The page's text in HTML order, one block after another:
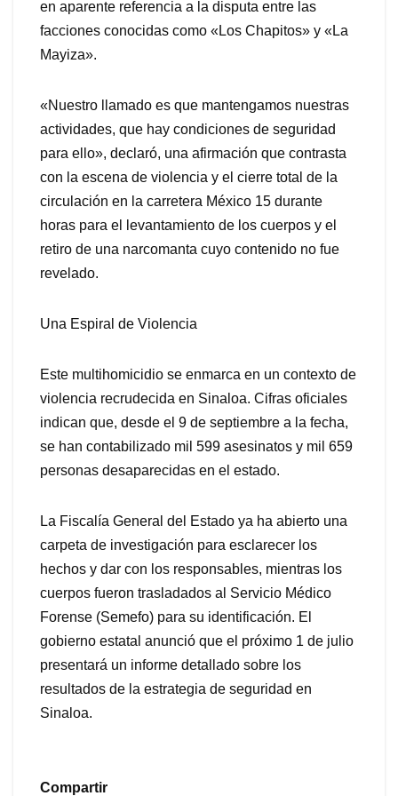
en aparente referencia a la disputa entre las
facciones conocidas como «Los Chapitos» y «La
Mayiza».
«Nuestro llamado es que mantengamos nuestras
actividades, que hay condiciones de seguridad
para ello», declaró, una afirmación que contrasta
con la escena de violencia y el cierre total de la
circulación en la carretera México 15 durante
horas para el levantamiento de los cuerpos y el
retiro de una narcomanta cuyo contenido no fue
revelado.
Una Espiral de Violencia
Este multihomicidio se enmarca en un contexto de
violencia recrudecida en Sinaloa. Cifras oficiales
indican que, desde el 9 de septiembre a la fecha,
se han contabilizado mil 599 asesinatos y mil 659
personas desaparecidas en el estado.
La Fiscalía General del Estado ya ha abierto una
carpeta de investigación para esclarecer los
hechos y dar con los responsables, mientras los
cuerpos fueron trasladados al Servicio Médico
Forense (Semefo) para su identificación. El
gobierno estatal anunció que el próximo 1 de julio
presentará un informe detallado sobre los
resultados de la estrategia de seguridad en
Sinaloa.
Compartir